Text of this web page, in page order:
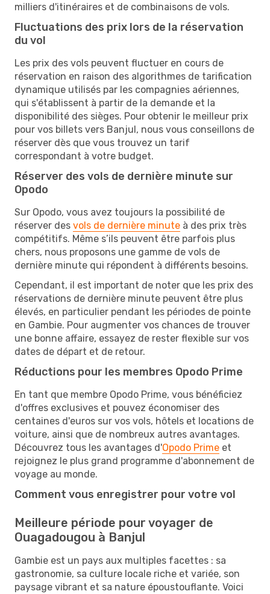
milliers d'itinéraires et de combinaisons de vols.
Fluctuations des prix lors de la réservation
du vol
Les prix des vols peuvent fluctuer en cours de
réservation en raison des algorithmes de tarification
dynamique utilisés par les compagnies aériennes,
qui s'établissent à partir de la demande et la
disponibilité des sièges. Pour obtenir le meilleur prix
pour vos billets vers Banjul, nous vous conseillons de
réserver dès que vous trouvez un tarif
correspondant à votre budget.
Réserver des vols de dernière minute sur
Opodo
Sur Opodo, vous avez toujours la possibilité de
réserver des vols de dernière minute à des prix très
compétitifs. Même s’ils peuvent être parfois plus
chers, nous proposons une gamme de vols de
dernière minute qui répondent à différents besoins.
Cependant, il est important de noter que les prix des
réservations de dernière minute peuvent être plus
élevés, en particulier pendant les périodes de pointe
en Gambie. Pour augmenter vos chances de trouver
une bonne affaire, essayez de rester flexible sur vos
dates de départ et de retour.
Réductions pour les membres Opodo Prime
En tant que membre Opodo Prime, vous bénéficiez
d'offres exclusives et pouvez économiser des
centaines d'euros sur vos vols, hôtels et locations de
voiture, ainsi que de nombreux autres avantages.
Découvrez tous les avantages d'Opodo Prime et
rejoignez le plus grand programme d'abonnement de
voyage au monde.
Comment vous enregistrer pour votre vol
Meilleure période pour voyager de
Ouagadougou à Banjul
Gambie est un pays aux multiples facettes : sa
gastronomie, sa culture locale riche et variée, son
paysage vibrant et sa nature époustouflante. Voici